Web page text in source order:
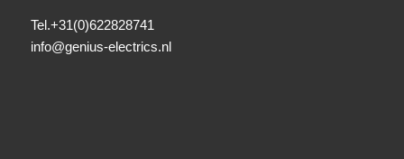
Tel.+31(0)622828741
info@genius-electrics.nl